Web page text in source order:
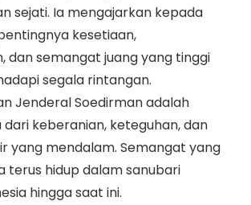
sejati. Ia mengajarkan kepada
kesetiaan,
dan semangat juang yang tinggi
segala rintangan.
Jenderal Soedirman adalah
keberanian, keteguhan, dan
yang mendalam. Semangat yang
terus hidup dalam sanubari
hingga saat ini.